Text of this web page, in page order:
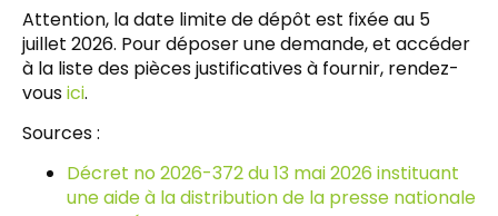
Attention, la date limite de dépôt est fixée au 5
juillet 2026. Pour déposer une demande, et accéder
à la liste des pièces justificatives à fournir, rendez-
vousici.
Sources :
Décret no 2026-372 du 13 mai 2026 instituant
une aide à la distribution de la presse nationale